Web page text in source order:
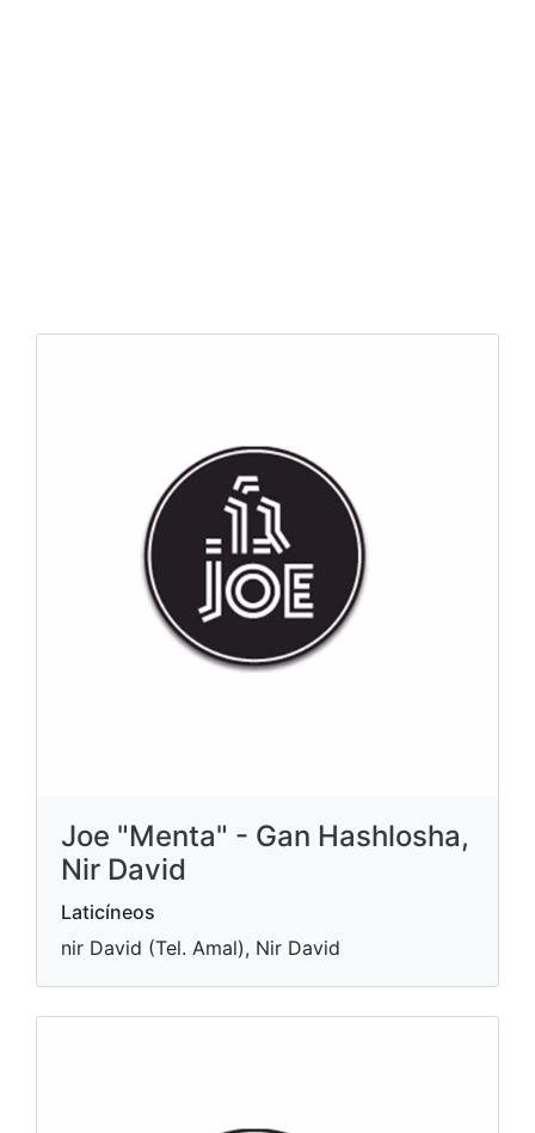
Joe "Menta" - Gan Hashlosha,
Nir David
Laticíneos
nir David (Tel. Amal), Nir David